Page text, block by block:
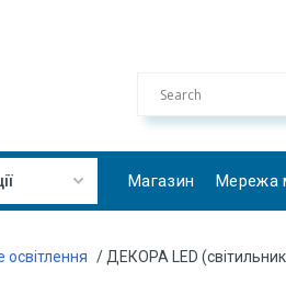
Магазин Мережа
/ ДЕКОРА LED